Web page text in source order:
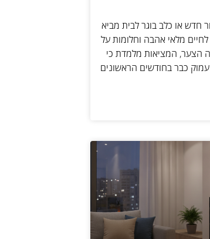
חדש או כלב בוגר לבית מביא
מלאי אהבה וחלומות על
הצער, המציאות מלמדת כי
כבר בחודשים הראשונים